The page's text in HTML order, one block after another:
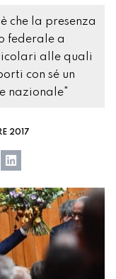
che la presenza
federale a
alle quali
con sé un
nazionale"
2017